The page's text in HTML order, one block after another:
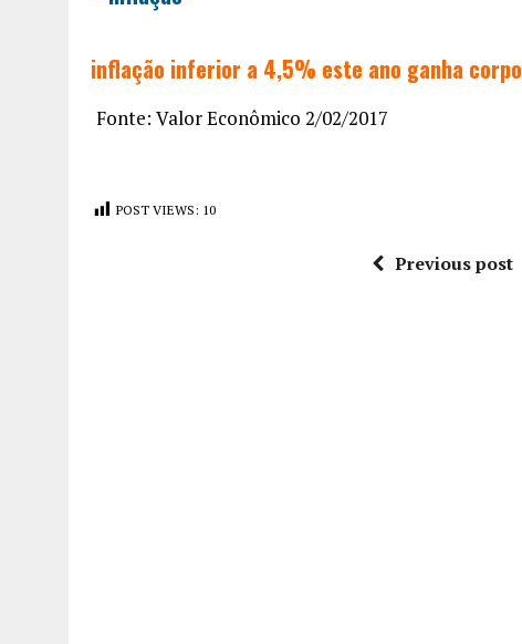
inflação inferior a 4,5% este ano ganha corpo
Fonte: Valor Econômico 2/02/2017
POST VIEWS: 10
Previous post